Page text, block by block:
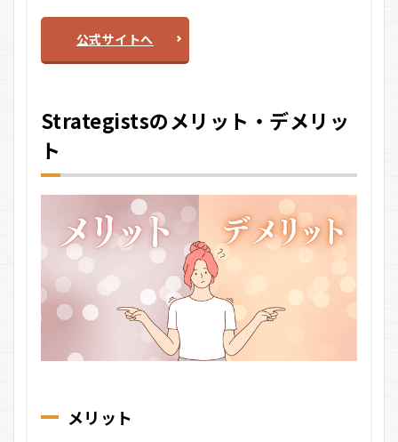
公式サイトへ
Strategistsのメリット・デメリッ
ト
メリット